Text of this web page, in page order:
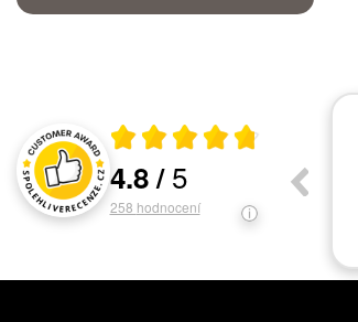
Hodnocení a recenze zákazníků
Průměrné hodnocení 4.8 z 5
4.8/5
258 hodnocení